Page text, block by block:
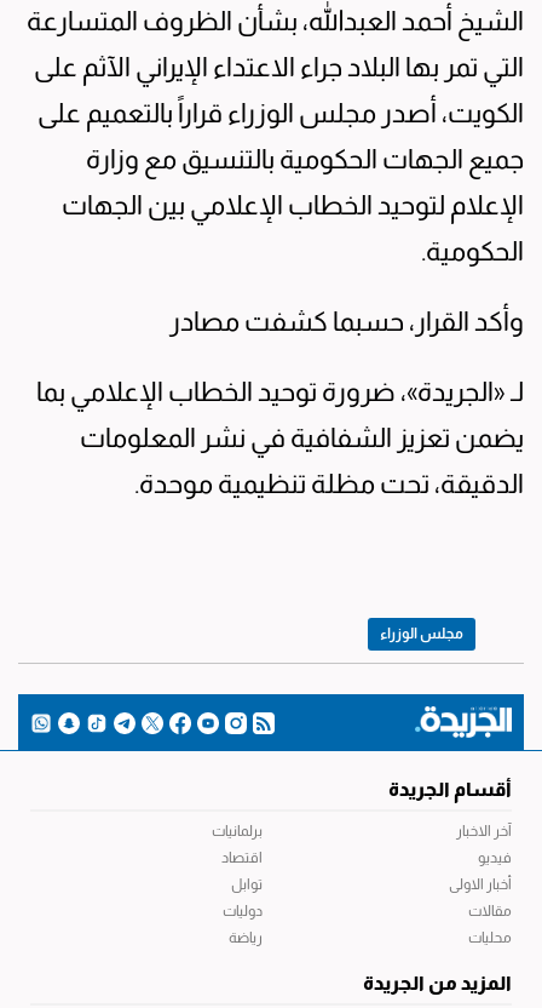
الشيخ أحمد العبدالله، بشأن الظروف المتسارعة
التي تمر بها البلاد جراء الاعتداء الإيراني الآثم على
الكويت، أصدر مجلس الوزراء قراراً بالتعميم على
جميع الجهات الحكومية بالتنسيق مع وزارة
الإعلام لتوحيد الخطاب الإعلامي بين الجهات
الحكومية.
وأكد القرار، حسبما كشفت مصادر
لـ «الجريدة»، ضرورة توحيد الخطاب الإعلامي بما
يضمن تعزيز الشفافية في نشر المعلومات
الدقيقة، تحت مظلة تنظيمية موحدة.
مجلس الوزراء
أقسام الجريدة
آخر الاخبار
فيديو
أخبار الاولى
مقالات
محليات
برلمانيات
اقتصاد
توابل
دوليات
رياضة
المزيد من الجريدة